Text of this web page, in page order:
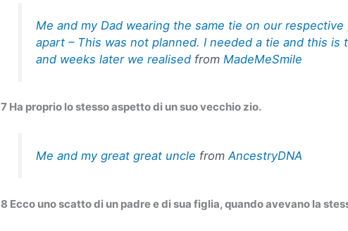
Me and my Dad wearing the same tie on our
apart – This was not planned. I needed a tie and this is
and weeks later we realisedfrom MadeMeSmile
7 Ha proprio lo stesso aspetto di un suo vecchio zio.
Me and my great great uncle fromAncestryDNA
8 Ecco uno scatto di un padre e di sua figlia, quando avevano la